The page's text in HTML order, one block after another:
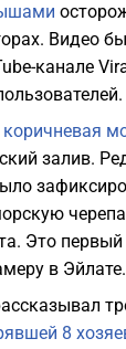
Видео
канале
коричневая
залив.
Это первый
в Эйлате.
8